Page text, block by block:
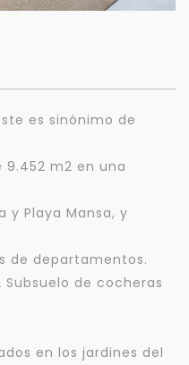
es sinónimo de
m2 en una
y Playa Mansa, y
de departamentos.
de cocheras
en los jardines del